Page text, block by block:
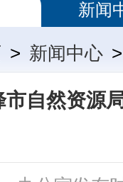
新闻
> 新闻中心 >
市自然资源